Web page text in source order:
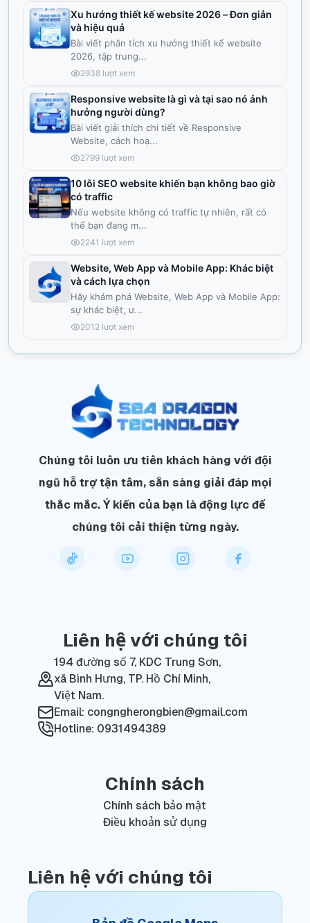
Xu hướng thiết kế website 2026 – Đơn giản
và hiệu quả
Bài viết phân tích xu hướng thiết kế website
2026, tập trung...
2938 lượt xem
Responsive website là gì và tại sao nó ảnh
hưởng người dùng?
Bài viết giải thích chi tiết về Responsive
Website, cách hoạ...
2799 lượt xem
10 lỗi SEO website khiến bạn không bao giờ
có traffic
Nếu website không có traffic tự nhiên, rất có
thể bạn đang m...
2241 lượt xem
Website, Web App và Mobile App: Khác biệt
và cách lựa chọn
Hãy khám phá Website, Web App và Mobile App:
sự khác biệt, ư...
2012 lượt xem
Chúng tôi luôn ưu tiên khách hàng với đội
ngũ hỗ trợ tận tâm, sẵn sàng giải đáp mọi
thắc mắc. Ý kiến của bạn là động lực để
chúng tôi cải thiện từng ngày.
Liên hệ với chúng tôi
194 đường số 7, KDC Trung Sơn,
xã Bình Hưng, TP. Hồ Chí Minh,
Việt Nam.
Email: congngherongbien@gmail.com
Hotline: 0931494389
Chính sách
Chính sách bảo mật
Điều khoản sử dụng
Liên hệ với chúng tôi